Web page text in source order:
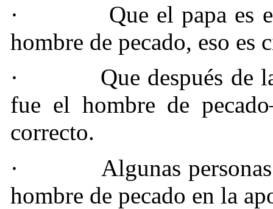
·
Que el papa es
hombre de pecado, eso es
·
Que después de
fue el hombre de
correcto.
·
Algunas
hombre de pecado en la